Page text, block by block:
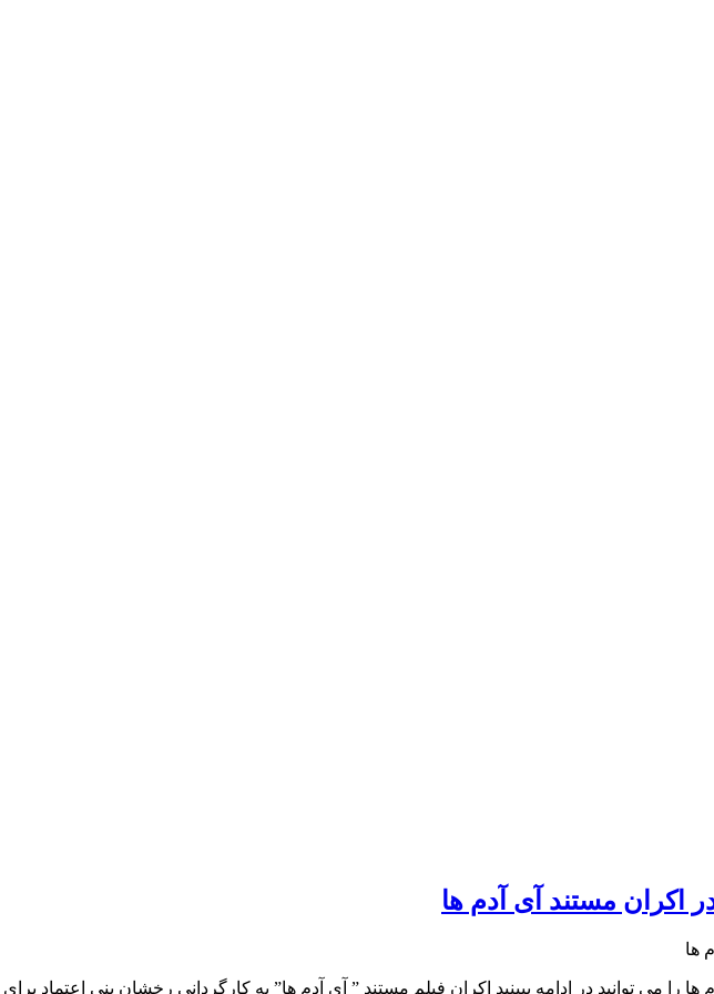
اکران مستند آی آدم ها
ها
را می توانید در ادامه ببینید اکران فیلم مستند ” آی آدم ها” به کارگردانی رخشان بنی